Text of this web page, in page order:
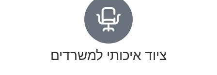
ציוד איכותי למשרדים